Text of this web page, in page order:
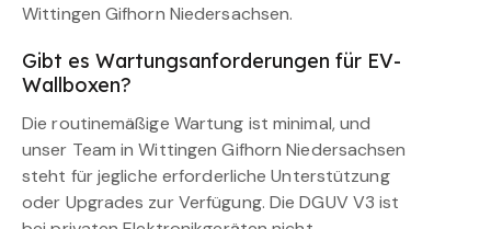
Wittingen Gifhorn Niedersachsen.
Gibt es Wartungsanforderungen für EV-
Wallboxen?
Die routinemäßige Wartung ist minimal, und
unser Team in Wittingen Gifhorn Niedersachsen
steht für jegliche erforderliche Unterstützung
oder Upgrades zur Verfügung. Die DGUV V3 ist